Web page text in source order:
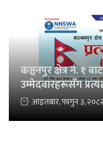
कञ्चनपुर क्षेत्र नं. १
उम्मेदवारहरूसँग
आइतबार, फागुन ३,